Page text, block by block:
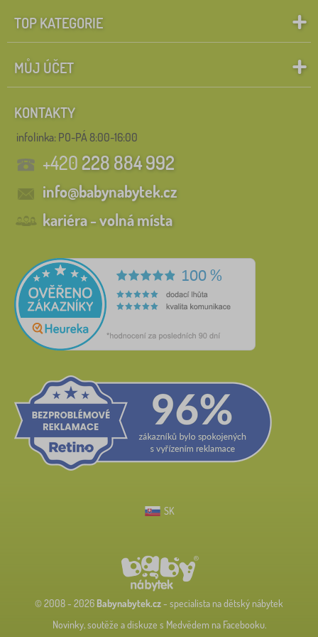
TOP KATEGORIE
MŮJ ÚČET
KONTAKTY
infolinka: PO-PÁ 8:00-16:00
+420228 884 992
info@babynabytek.cz
kariéra - volná místa
SK
© 2008 - 2026 Babynabytek.cz- specialista na dětský nábytek
Novinky, soutěže a diskuze s Medvědem na Facebooku.